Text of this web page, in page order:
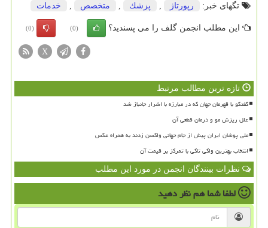
تگهای خبر:
رپورتاژ پزشك متخصص خدمات
این مطلب انجمن گلف را می پسندید؟ (0)
(0)
X
تازه ترین مطالب مرتبط
گفتگو با قهرمان جهان که در مبارزه با اشرار جانباز شد
علل ریزش مو و درمان قطعی آن
ملی پوشان ایران پیش از جام جهانی واکسن زدند به همراه عکس
انتخاب بهترین واکی تاکی با تمرکز بر قیمت آن
نظرات بینندگان انجمن در مورد این مطلب
لطفا شما همنظر دهید